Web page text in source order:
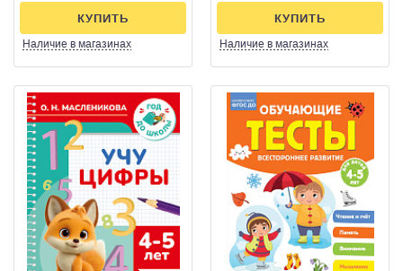
Наличие в магазинах
КУПИТЬ
Наличие в магазинах
КУПИТЬ